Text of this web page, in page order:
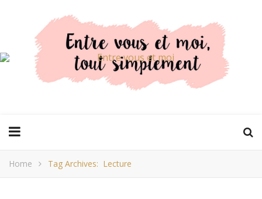
Home Tag Archives: Lecture